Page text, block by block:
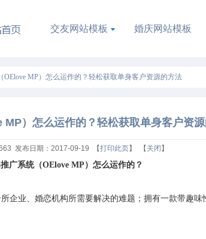
交友网站模板 婚庆网站模板
OElove MP）怎么运作的？轻松获取单身客户资源的方法
）怎么运作的？轻松获取单身客户资
发布日期：2017-09-19 【打印此页】 【 关闭 】
广系统（OElove MP）怎么运作的？
业、婚恋机构所需要解决的难题；拥有一款带趣味